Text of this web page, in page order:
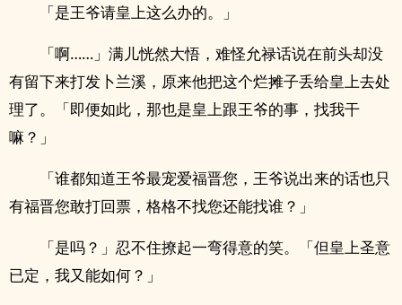
「是王爷请皇上这么办的。」
「啊……」满儿恍然大悟，难怪允禄话说在前头却没
有留下来打发卜兰溪，原来他把这个烂摊子丢给皇上去处
理了。「即便如此，那也是皇上跟王爷的事，找我干
嘛？」
「谁都知道王爷最宠爱福晋您，王爷说出来的话也只
有福晋您敢打回票，格格不找您还能找谁？」
「是吗？」忍不住撩起一弯得意的笑。「但皇上圣意
已定，我又能如何？」